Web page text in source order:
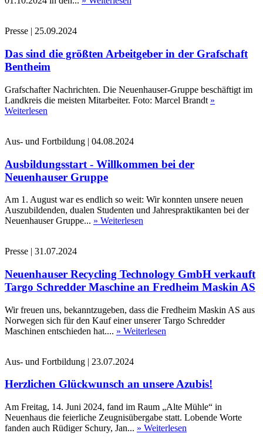
Presse | 25.09.2024
Das sind die größten Arbeitgeber in der Grafschaft
Bentheim
Grafschafter Nachrichten. Die Neuenhauser-Gruppe beschäftigt im
Landkreis die meisten Mitarbeiter. Foto: Marcel Brandt »
Weiterlesen
Aus- und Fortbildung | 04.08.2024
Ausbildungsstart - Willkommen bei der
Neuenhauser Gruppe
Am 1. August war es endlich so weit: Wir konnten unsere neuen
Auszubildenden, dualen Studenten und Jahrespraktikanten bei der
Neuenhauser Gruppe... » Weiterlesen
Presse | 31.07.2024
Neuenhauser Recycling Technology GmbH verkauft
Targo Schredder Maschine an Fredheim Maskin AS
Wir freuen uns, bekanntzugeben, dass die Fredheim Maskin AS aus
Norwegen sich für den Kauf einer unserer Targo Schredder
Maschinen entschieden hat.... » Weiterlesen
Aus- und Fortbildung | 23.07.2024
Herzlichen Glückwunsch an unsere Azubis!
Am Freitag, 14. Juni 2024, fand im Raum „Alte Mühle“ in
Neuenhaus die feierliche Zeugnisübergabe statt. Lobende Worte
fanden auch Rüdiger Schury, Jan... » Weiterlesen